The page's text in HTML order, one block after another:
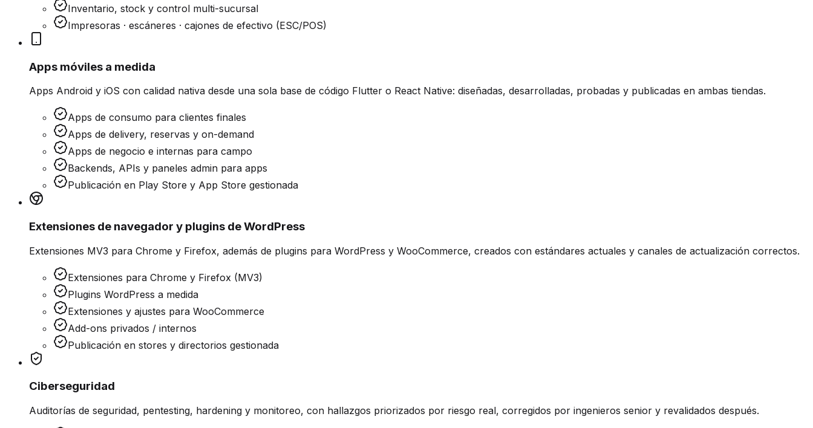
Inventario, stock y control multi-sucursal
Impresoras · escáneres · cajones de efectivo (ESC/POS)
Apps móviles a medida
Apps Android y iOS con calidad nativa desde una sola base de código Flutter o React Native: diseñadas, desarrolladas, probadas y publicadas en ambas tiendas.
Apps de consumo para clientes finales
Apps de delivery, reservas y on-demand
Apps de negocio e internas para campo
Backends, APIs y paneles admin para apps
Publicación en Play Store y App Store gestionada
Extensiones de navegador y plugins de WordPress
Extensiones MV3 para Chrome y Firefox, además de plugins para WordPress y WooCommerce, creados con estándares actuales y canales de actualización correctos.
Extensiones para Chrome y Firefox (MV3)
Plugins WordPress a medida
Extensiones y ajustes para WooCommerce
Add-ons privados / internos
Publicación en stores y directorios gestionada
Ciberseguridad
Auditorías de seguridad, pentesting, hardening y monitoreo, con hallazgos priorizados por riesgo real, corregidos por ingenieros senior y revalidados después.